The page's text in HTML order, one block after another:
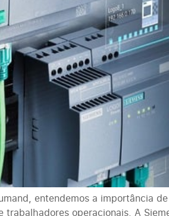
entendemos a importância
operacionais. A